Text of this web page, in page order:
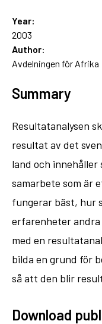
Year:
2003
Author:
Avdelningen för Afrika
Summary
Resultatanalysen
resultat av det
land och
samarbete som är
fungerar bäst, hur
erfarenheter
med en
bilda en grund för
så att den blir
Download